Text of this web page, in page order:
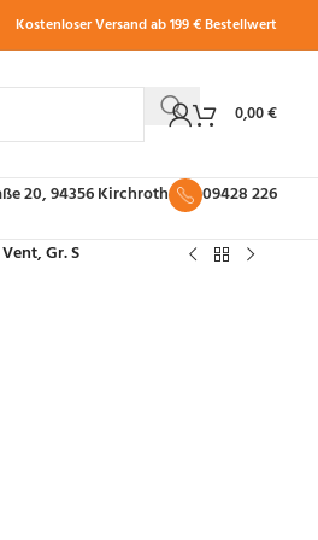
Kostenloser Versand ab 199 € Bestellwert
0,00€
20, 94356 Kirchroth 09428 226
Gr. S